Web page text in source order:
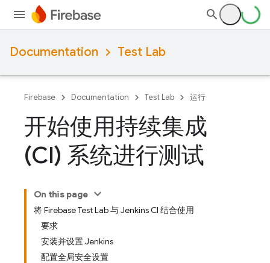
Documentation Test Lab
Firebase Documentation Test Lab 运行
开始使用持续集成
(CI) 系统进行测试
On this page
将 Firebase Test Lab 与 Jenkins CI 结合使用
要求
安装并设置 Jenkins
配置全局安全设置